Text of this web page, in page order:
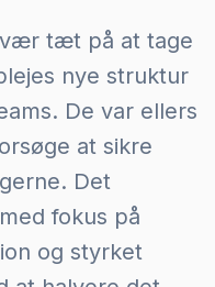
tæt på at tage
nye struktur
De var ellers
at sikre
Det
fokus på
og styrket